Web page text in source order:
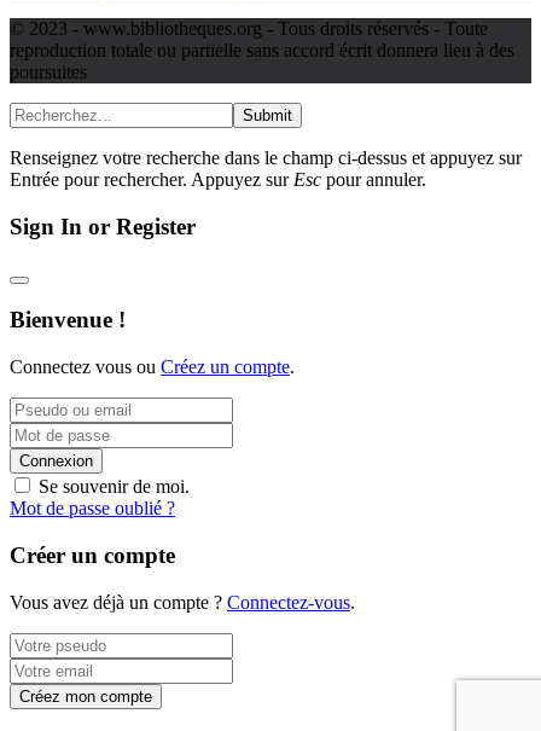
© 2023 - www.bibliotheques.org - Tous droits réservés - Toute
reproduction totale ou partielle sans accord écrit donnera lieu à des
poursuites
Submit
Renseignez votre recherche dans le champ ci-dessus et appuyez sur
Entrée pour rechercher. Appuyez sur Esc pour annuler.
Sign In or Register
Bienvenue !
Connectez vous ou Créez un compte.
Connexion
Se souvenir de moi.
Mot de passe oublié ?
Créer un compte
Vous avez déjà un compte ? Connectez-vous.
Créez mon compte